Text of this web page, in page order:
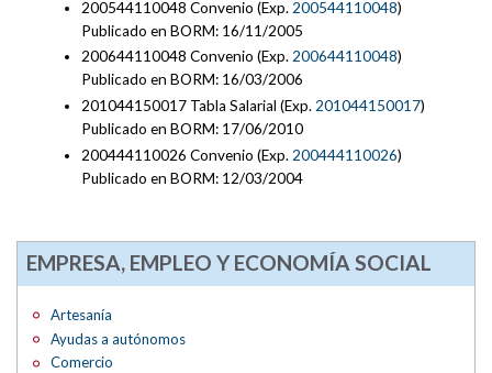
200544110048 Convenio (Exp. 200544110048)
Publicado en BORM: 16/11/2005
200644110048 Convenio (Exp.200644110048)
Publicado en BORM: 16/03/2006
201044150017 Tabla Salarial (Exp. 201044150017)
Publicado en BORM: 17/06/2010
200444110026 Convenio (Exp. 200444110026)
Publicado en BORM: 12/03/2004
EMPRESA, EMPLEO Y ECONOMÍA SOCIAL
Artesanía
Ayudas a autónomos
Comercio